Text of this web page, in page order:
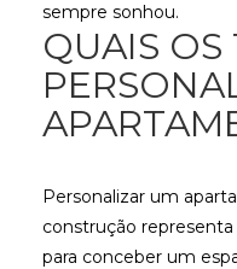
sempre sonhou.
QUAIS OS
Personalizar um
construção
para conceber um